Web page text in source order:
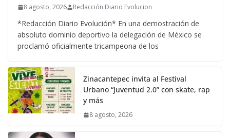
8 agosto, 2026 Redacción Diario Evolucion
*Redacción Diario Evolución* En una demostración de
absoluto dominio deportivo la delegación de México se
proclamó oficialmente tricampeona de los
Zinacantepec invita al Festival
Urbano “Juventud 2.0” con skate, rap
y más
8 agosto, 2026